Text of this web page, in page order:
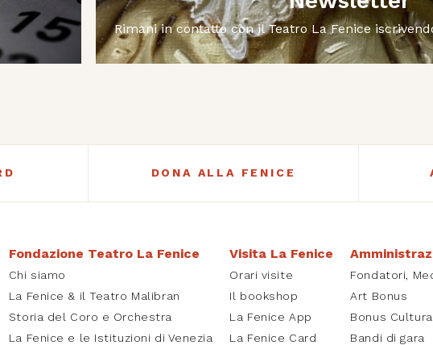
Rimani in contatto con il Teatro La Fenice
DONA ALLA FENICE
Fondazione Teatro La Fenice
Chi siamo
La Fenice & il Teatro Malibran
Storia del Coro e Orchestra
La Fenice e le Istituzioni di Venezia
Visita La Fenice
Orari visite
Il bookshop
La Fenice App
La Fenice Card
Fondatori,
Art Bonus
Bonus Cultura
Bandi di gara